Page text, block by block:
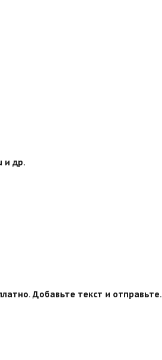
и др.
Добавьте текст и отправьте.